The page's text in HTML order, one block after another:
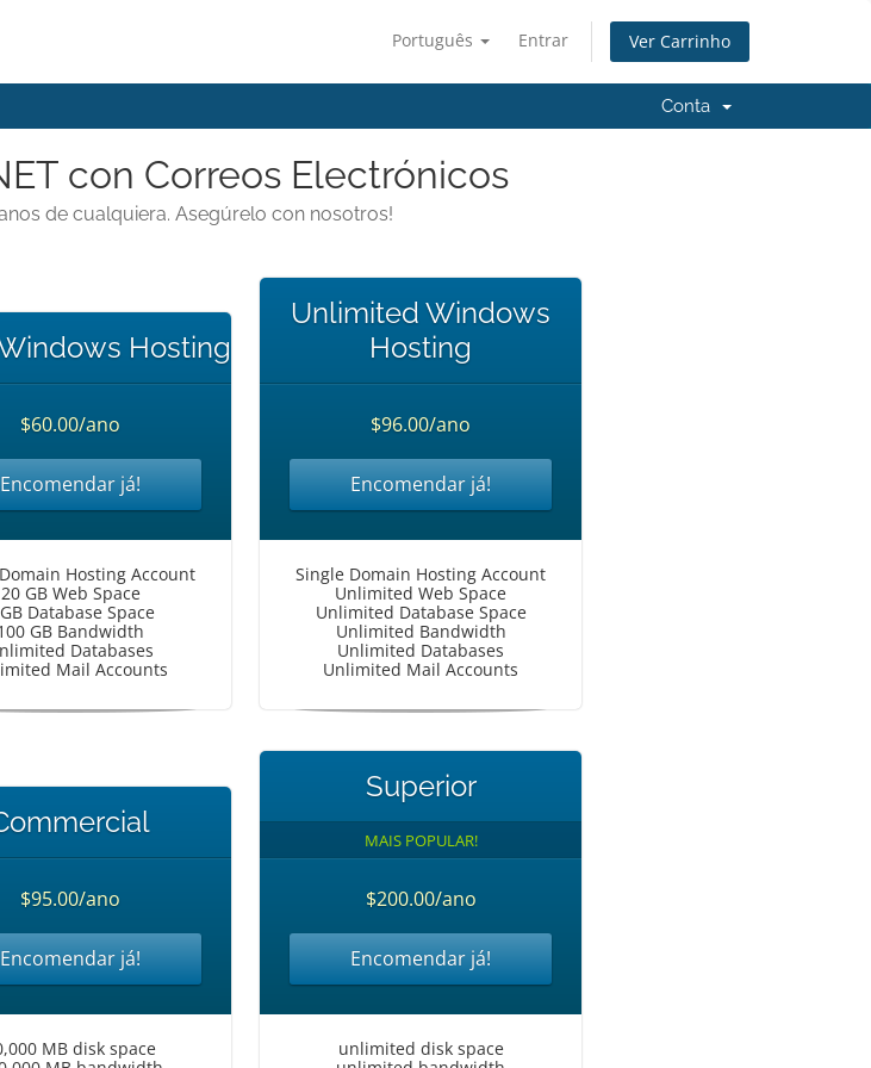
Português Entrar Ver Carrinho
Conta
con Correos Electrónicos
de cualquiera. Asegúrelo con nosotros!
Hosting
$60.00/ano
Encomendar já!
Hosting Account
20 GB Web Space
Database Space
GB Bandwidth
Databases
Mail Accounts
Unlimited Windows
Hosting
$96.00/ano
Encomendar já!
Single Domain Hosting Account
Unlimited Web Space
Unlimited Database Space
Unlimited Bandwidth
Unlimited Databases
Unlimited Mail Accounts
$95.00/ano
Encomendar já!
MB disk space
Superior
MAIS POPULAR!
$200.00/ano
Encomendar já!
unlimited disk space